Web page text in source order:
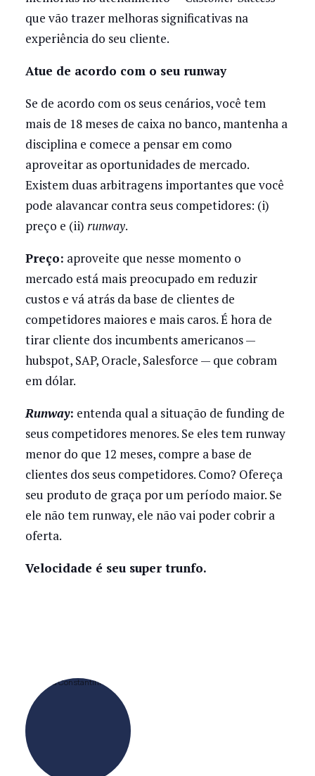
que vão trazer melhoras significativas na
experiência do seu cliente.
Atue de acordo com o seu runway
Se de acordo com os seus cenários, você tem
mais de 18 meses de caixa no banco, mantenha a
disciplina e comece a pensar em como
aproveitar as oportunidades de mercado.
Existem duas arbitragens importantes que você
pode alavancar contra seus competidores: (i)
preço e (ii) runway.
Preço: aproveite que nesse momento o
mercado está mais preocupado em reduzir
custos e vá atrás da base de clientes de
competidores maiores e mais caros. É hora de
tirar cliente dos incumbents americanos —
hubspot, SAP, Oracle, Salesforce — que cobram
em dólar.
Runway: entenda qual a situação de funding de
seus competidores menores. Se eles tem runway
menor do que 12 meses, compre a base de
clientes dos seus competidores. Como? Ofereça
seu produto de graça por um período maior. Se
ele não tem runway, ele não vai poder cobrir a
oferta.
Velocidade é seu super trunfo.